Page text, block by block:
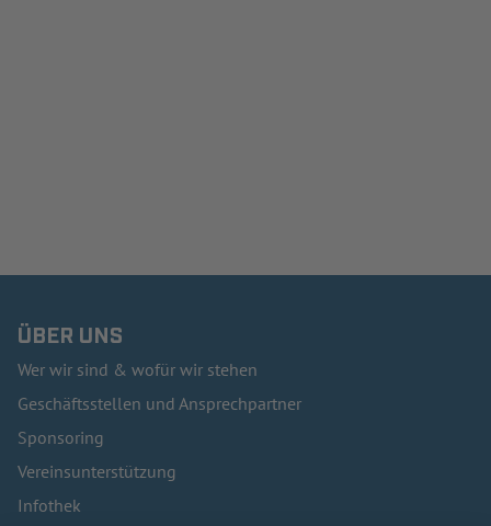
ÜBER UNS
Wer wir sind & wofür wir stehen
Geschäftsstellen und Ansprechpartner
Sponsoring
Vereinsunterstützung
Infothek